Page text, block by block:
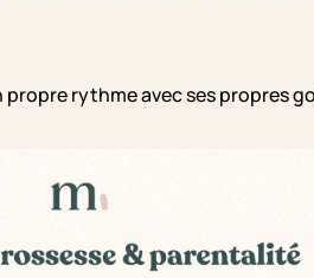
rythme avec ses propres